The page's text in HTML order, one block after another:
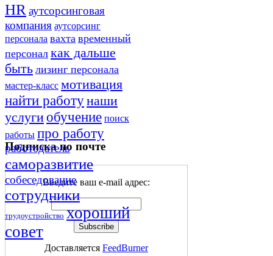
HRаутсорсинговая
компания аутсорсинг
персонала вахта временный
персонал как дальше
быть лизинг персонала
мастер-класс мотивация
найти работунаши
услугиобучение поиск
работы про работу
работодатель
саморазвитие
собеседование
сотрудники
трудоустройство хороший
совет
Подписка по почте
Введите ваш e-mail адрес:
Доставляется FeedBurner